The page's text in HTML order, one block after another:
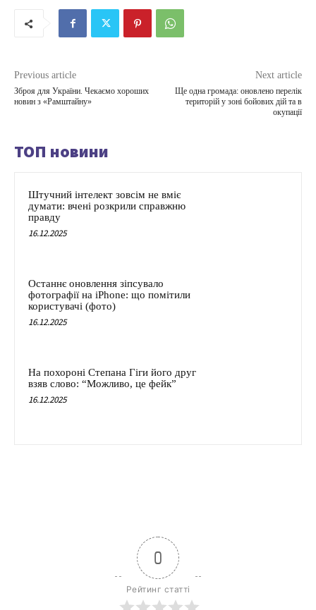
Previous article
Зброя для України. Чекаємо хороших
новин з «Рамштайну»
Next article
Ще одна громада: оновлено перелік
територій у зоні бойових дій та в
окупації
ТОП новини
Штучний інтелект зовсім не вміє
думати: вчені розкрили справжню
правду
16.12.2025
Останнє оновлення зіпсувало
фотографії на iPhone: що помітили
користувачі (фото)
16.12.2025
На похороні Степана Гіги його друг
взяв слово: “Можливо, це фейк”
16.12.2025
0
Рейтинг статті